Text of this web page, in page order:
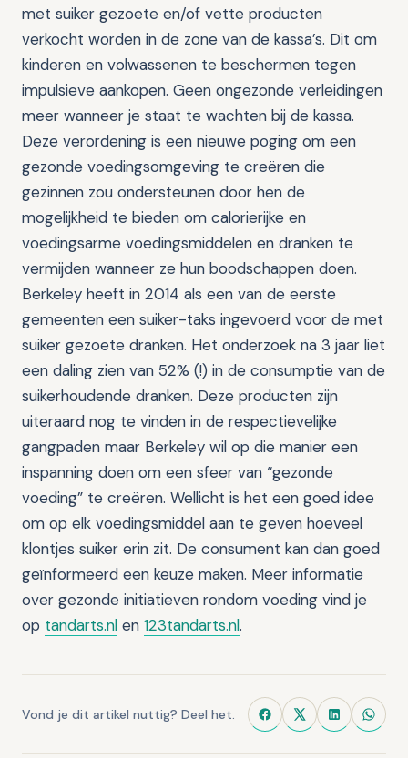
met suiker gezoete en/of vette producten
verkocht worden in de zone van de kassa’s. Dit om
kinderen en volwassenen te beschermen tegen
impulsieve aankopen. Geen ongezonde verleidingen
meer wanneer je staat te wachten bij de kassa.
Deze verordening is een nieuwe poging om een ​​
gezonde voedingsomgeving te creëren die
gezinnen zou ondersteunen door hen de
mogelijkheid te bieden om calorierijke en
voedingsarme voedingsmiddelen en dranken te
vermijden wanneer ze hun boodschappen doen.
Berkeley heeft in 2014 als een van de eerste
gemeenten een suiker-taks ingevoerd voor de met
suiker gezoete dranken. Het onderzoek na 3 jaar liet
een daling zien van 52% (!) in de consumptie van de
suikerhoudende dranken. Deze producten zijn
uiteraard nog te vinden in de respectievelijke
gangpaden maar Berkeley wil op die manier een
inspanning doen om een sfeer van “gezonde
voeding” te creëren. Wellicht is het een goed idee
om op elk voedingsmiddel aan te geven hoeveel
klontjes suiker erin zit. De consument kan dan goed
geïnformeerd een keuze maken. Meer informatie
over gezonde initiatieven rondom voeding vind je
op tandarts.nl en 123tandarts.nl.
Vond je dit artikel nuttig? Deel het.